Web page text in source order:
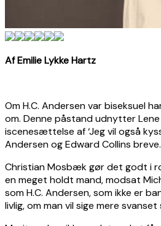
Af Emilie Lykke Hartz
Om H.C. Andersen var biseksuel
om. Denne påstand udnytter
iscenesættelse af ‘Jeg vil også
Andersen og Edward Collins breve.
Christian Mosbæk gør det godt i
en meget holdt mand, modsat
som H.C. Andersen, som ikke er
livlig, om man vil sige mere